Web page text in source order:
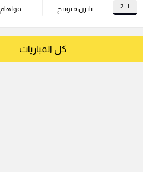
1 : 2 بايرن ميونيخ فولهام
كل المباريات